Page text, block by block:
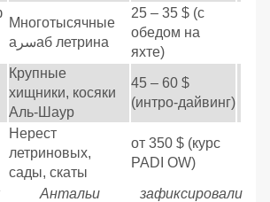
Многотысячные
аسرаб летрина
25 – 35 $ (с
обедом на
яхте)
Крупные
хищники, косяки
Аль-Шаур
45 – 60 $
(интро-дайвинг)
Нерест
летриновых,
сады, скаты
от 350 $ (курс
PADI OW)
зафиксировали